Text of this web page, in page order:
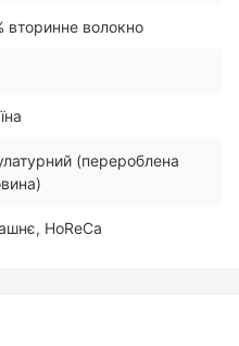
вторинне волокно
(перероблена
HoReCa